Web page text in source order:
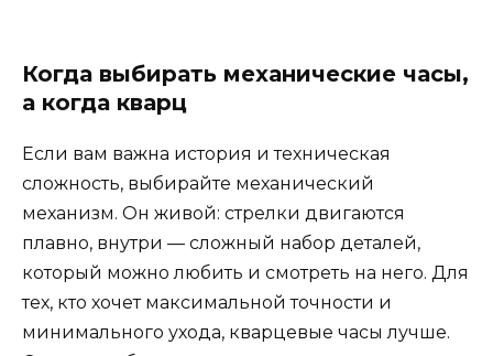
Когда выбирать механические часы,
а когда кварц
Если вам важна история и техническая
сложность, выбирайте механический
механизм. Он живой: стрелки двигаются
плавно, внутри — сложный набор деталей,
который можно любить и смотреть на него. Для
тех, кто хочет максимальной точности и
минимального ухода, кварцевые часы лучше.